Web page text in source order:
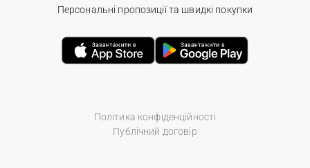
Політика конфіденційності
Публічний договір
Персональні пропозиції та швидкі покупки